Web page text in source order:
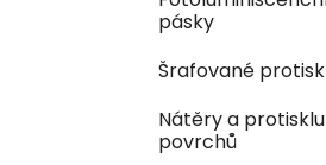
pásky
Šrafované
Nátěry a
povrchů